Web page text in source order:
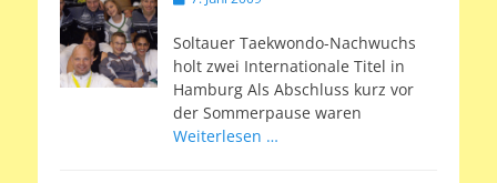
Soltauer Taekwondo-Nachwuchs
holt zwei Internationale Titel in
Hamburg Als Abschluss kurz vor
der Sommerpause waren
Weiterlesen …